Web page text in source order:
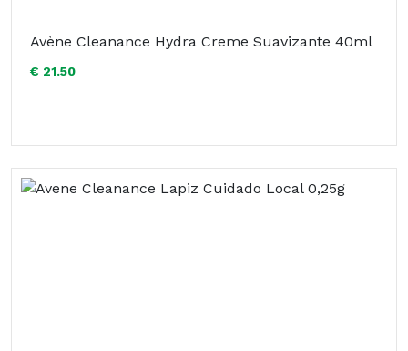
Avène Cleanance Hydra Creme Suavizante 40ml
€ 21.50